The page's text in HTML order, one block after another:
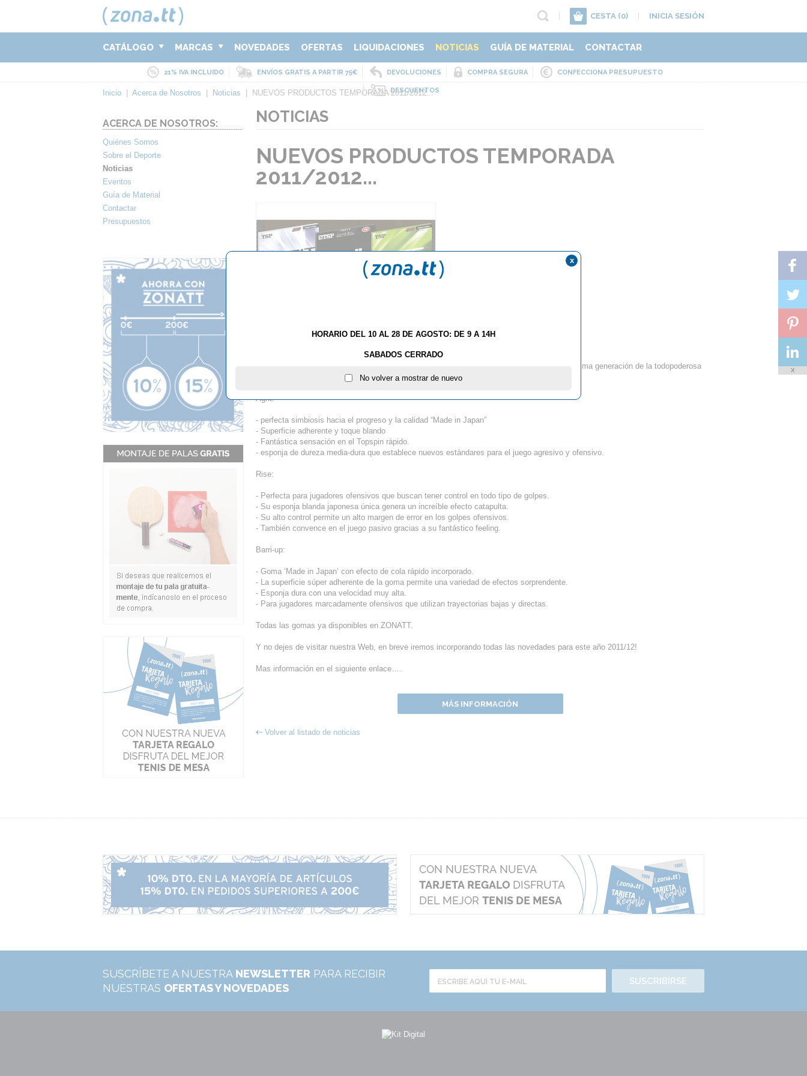
CESTA (0) INICIA SESIÓN
CATÁLOGO MARCAS NOVEDADES OFERTAS LIQUIDACIONES NOTICIAS GUÍA DE MATERIAL CONTACTAR
21% IVA INCLUIDO ENVÍOS GRATIS A PARTIR 75€ DEVOLUCIONES COMPRA SEGURA CONFECCIONA PRESUPUESTO
DESCUENTOS
Inicio Acerca de Nosotros Noticias NUEVOS PRODUCTOS TEMPORADA 2011/2012...
ACERCA DE NOSOTROS:
Quiénes Somos
Sobre el Deporte
Noticias
Eventos
Guía de Material
Contactar
Presupuestos
NOTICIAS
NUEVOS PRODUCTOS TEMPORADA
2011/2012...
…Y empieza la temporada 2011/12 en ZONATT con algunas de las tres nuevas gomas de ultima generación de la todopoderosa
Agrit:
- perfecta simbiosis hacia el progreso y la calidad “Made in Japan”
- Superficie adherente y toque blando
- Fantástica sensación en el Topspin rápido.
- esponja de dureza media-dura que establece nuevos estándares para el juego agresivo y ofensivo.
Rise:
- Perfecta para jugadores ofensivos que buscan tener control en todo tipo de golpes.
- Su esponja blanda japonesa única genera un increíble efecto catapulta.
- Su alto control permite un alto margen de error en los golpes ofensivos.
- También convence en el juego pasivo gracias a su fantástico feeling.
Barri-up:
- Goma ‘Made in Japan’ con efecto de cola rápido incorporado.
- La superficie súper adherente de la goma permite una variedad de efectos sorprendente.
- Esponja dura con una velocidad muy alta.
- Para jugadores marcadamente ofensivos que utilizan trayectorias bajas y directas.
Todas las gomas ya disponibles en ZONATT.
Y no dejes de visitar nuestra Web, en breve iremos incorporando todas las novedades para este año 2011/12!
Mas información en el siguiente enlace….
MÁS INFORMACIÓN
Volver al listado de noticias
SUSCRÍBETE A NUESTRA NEWSLETTER PARA RECIBIR
NUESTRAS OFERTAS Y NOVEDADES
SUSCRIBIRSE
HORARIO DEL 10 AL 28 DE AGOSTO: DE 9 A 14H
SABADOS CERRADO
No volver a mostrar de nuevo
x
X